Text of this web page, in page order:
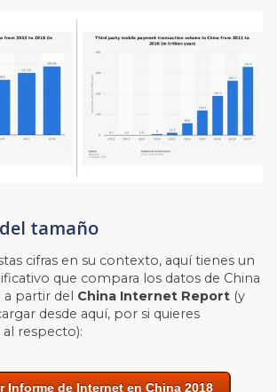
tamaño
cifras en su contexto, aquí tienes un
que compara los datos de China
a partir del China Internet Report (y
desde aquí, por si quieres
respecto):
Informe de Internet en China 2018